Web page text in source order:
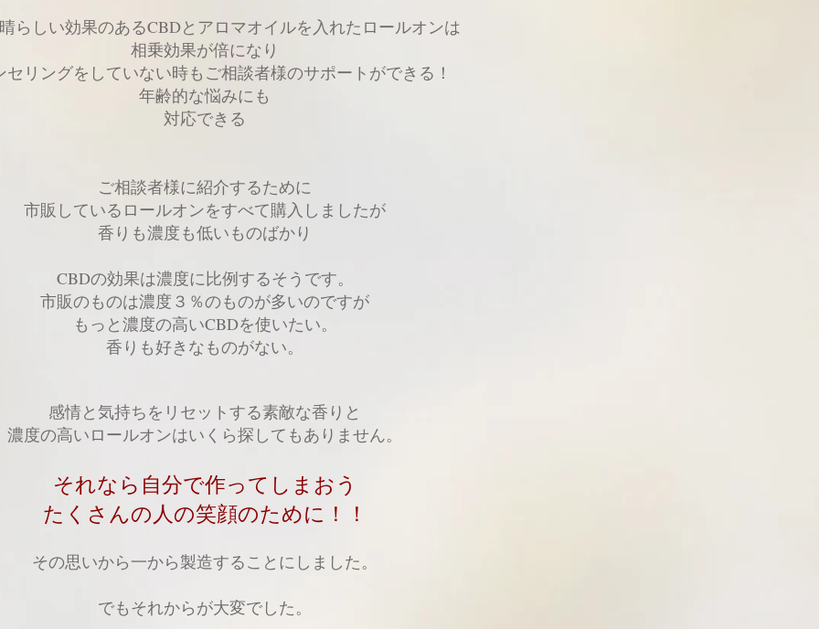
らしい効果のあるCBDとアロマオイルを入れたロールオンは
相乗効果が倍になり
セリングをしていない時もご相談者様のサポートができる！
年齢的な悩みにも
対応できる
ご相談者様に紹介するために
市販しているロールオンをすべて購入しましたが
香りも濃度も低いものばかり
CBDの効果は濃度に比例するそうです。
市販のものは濃度３％のものが多いのですが
もっと濃度の高いCBDを使いたい。
香りも好きなものがない。
感情と気持ちをリセットする素敵な香りと
濃度の高いロールオンはいくら探してもありません。
それなら自分で作ってしまおう
たくさんの人の笑顔のために！！
その思いから一から製造することにしました。
でもそれからが大変でした。